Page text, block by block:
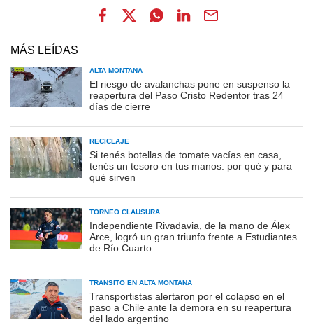
MÁS LEÍDAS
ALTA MONTAÑA
El riesgo de avalanchas pone en suspenso la
reapertura del Paso Cristo Redentor tras 24
días de cierre
RECICLAJE
Si tenés botellas de tomate vacías en casa,
tenés un tesoro en tus manos: por qué y para
qué sirven
TORNEO CLAUSURA
Independiente Rivadavia, de la mano de Álex
Arce, logró un gran triunfo frente a Estudiantes
de Río Cuarto
TRÁNSITO EN ALTA MONTAÑA
Transportistas alertaron por el colapso en el
paso a Chile ante la demora en su reapertura
del lado argentino